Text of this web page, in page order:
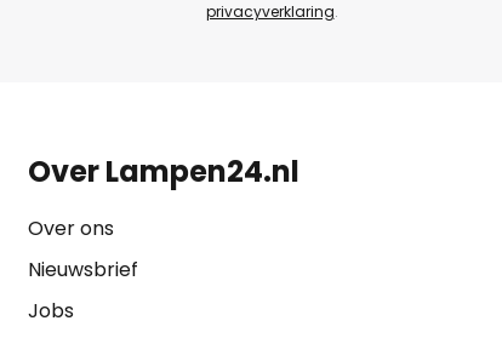
privacyverklaring.
Over Lampen24.nl
Over ons
Nieuwsbrief
Jobs